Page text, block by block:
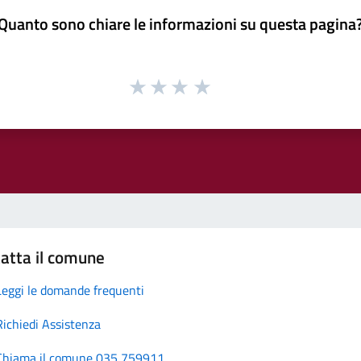
sono chiare le informazioni su questa
il comune
le domande frequenti
Assistenza